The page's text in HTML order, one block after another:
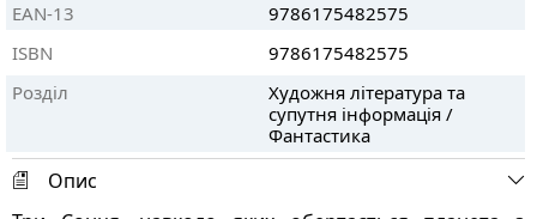
EAN-13
9786175482575
ISBN
9786175482575
Розділ
Художня література та
супутня інформація /
Фантастика
Опис